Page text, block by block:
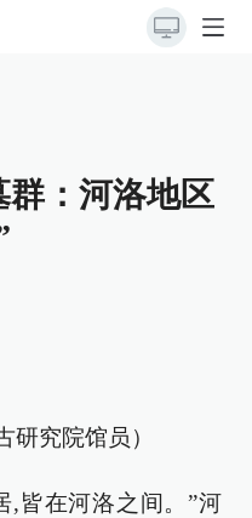
：河洛地区
研究院馆员）
,皆在河洛之间。”河